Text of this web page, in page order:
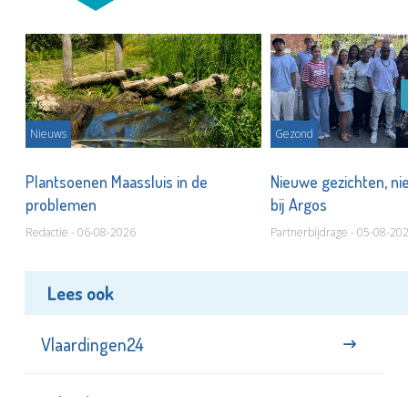
Nieuws
Plantsoenen Maassluis in de
problemen
Redactie - 06-08-2026
Gezond
Nieuwe gezichten,
bij Argos
Partnerbijdrage - 05-08-
Lees ook
Vlaardingen24